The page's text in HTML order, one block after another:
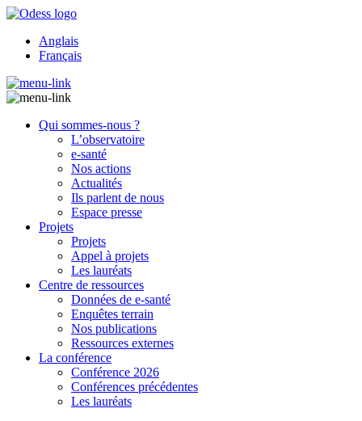
Anglais
Français
Qui sommes-nous ?
L’observatoire
e-santé
Nos actions
Actualités
Ils parlent de nous
Espace presse
Projets
Projets
Appel à projets
Les lauréats
Centre de ressources
Données de e-santé
Enquêtes terrain
Nos publications
Ressources externes
La conférence
Conférence 2026
Conférences précédentes
Les lauréats